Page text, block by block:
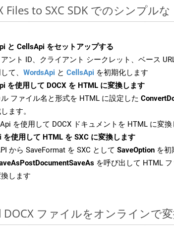
Files to SXC SDK でのシンプル
と CellsApi をセットアップする
ント ID、クライアント シークレット、ベース
て、 WordsApi と CellsApi を初期化します
を使用して DOCX を HTML に変換します
ファイル名と形式を HTML に設定した
ます。
を使用して DOCX ドキュメントを HTML に変換
を使用して HTML を SXC に変換します
から SaveFormat を SXC として SaveOption を初
を呼び出して HTML
します
DOCX ファイルをオンラインで